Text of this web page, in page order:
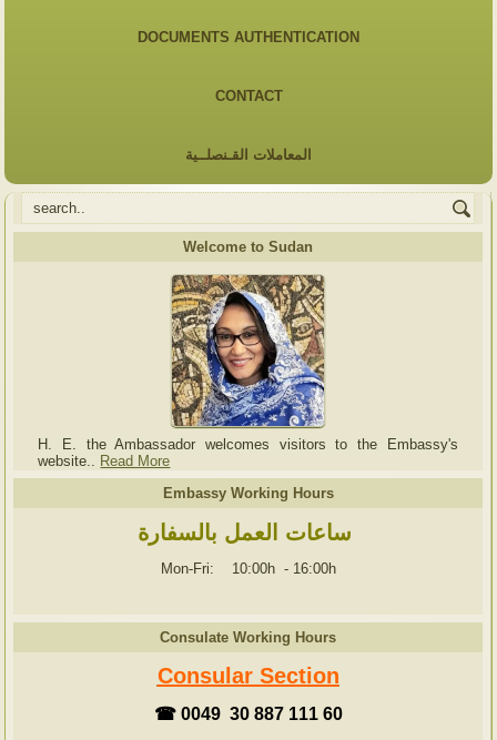
DOCUMENTS AUTHENTICATION
CONTACT
المعاملات القـنصلــية
Welcome to Sudan
H. E. the Ambassador welcomes visitors to the Embassy's
website..
Read More
Embassy Working Hours
ساعات العمل بالسفارة
Mon-Fri: 10:00h - 16:00h
Consulate Working Hours
Consular Section
☎ 0049 30 887 111 60